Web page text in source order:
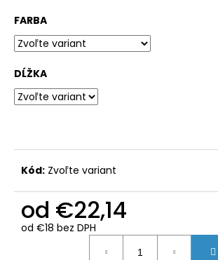
FARBA
DĹŽKA
Kód: Zvoľte variant
od €22,14
od €18 bez DPH